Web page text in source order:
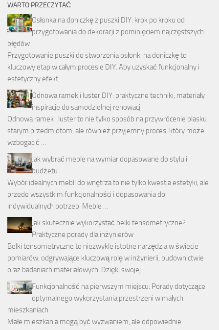
WARTO PRZECZYTAĆ
Osłonka na doniczkę z puszki DIY: krok po kroku od
przygotowania do dekoracji z pominięciem najczęstszych
błędów
Przygotowanie puszki do stworzenia osłonki na doniczkę to
kluczowy etap w całym procesie DIY. Aby uzyskać funkcjonalny i
estetyczny efekt, …
Odnowa ramek i luster DIY: praktyczne techniki, materiały i
inspiracje do samodzielnej renowacji
Odnowa ramek i luster to nie tylko sposób na przywrócenie blasku
starym przedmiotom, ale również przyjemny proces, który może
wzbogacić …
Jak wybrać meble na wymiar dopasowane do stylu i
budżetu
Wybór idealnych mebli do wnętrza to nie tylko kwestia estetyki, ale
przede wszystkim funkcjonalności i dopasowania do
indywidualnych potrzeb. Meble …
Jak skutecznie wykorzystać belki tensometryczne?
Praktyczne porady dla inżynierów
Belki tensometryczne to niezwykle istotne narzędzia w świecie
pomiarów, odgrywające kluczową rolę w inżynierii, budownictwie
oraz badaniach materiałowych. Dzięki swojej …
Funkcjonalność na pierwszym miejscu: Porady dotyczące
optymalnego wykorzystania przestrzeni w małych
mieszkaniach
Małe mieszkania mogą być wyzwaniem, ale odpowiednie